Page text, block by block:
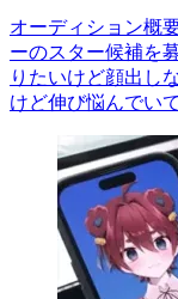
オーディション概
ーのスター候補を
りたいけど顔出し
けど伸び悩んでい